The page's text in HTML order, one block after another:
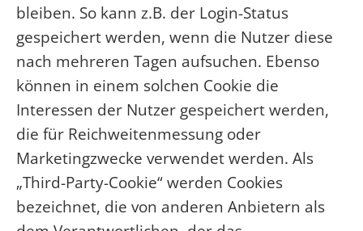
bleiben. So kann z.B. der Login-Status
gespeichert werden, wenn die Nutzer diese
nach mehreren Tagen aufsuchen. Ebenso
können in einem solchen Cookie die
Interessen der Nutzer gespeichert werden,
die für Reichweitenmessung oder
Marketingzwecke verwendet werden. Als
„Third-Party-Cookie“ werden Cookies
bezeichnet, die von anderen Anbietern als